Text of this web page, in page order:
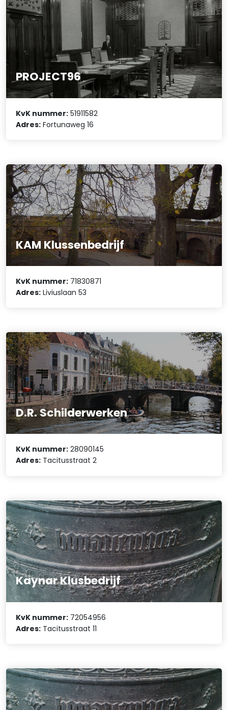
PROJECT96
KvK nummer: 51911582
Adres: Fortunaweg 16
KAM Klussenbedrijf
KvK nummer: 71830871
Adres: Liviuslaan 53
D.R. Schilderwerken
KvK nummer: 28090145
Adres: Tacitusstraat 2
Kaynar Klusbedrijf
KvK nummer: 72054956
Adres: Tacitusstraat 11